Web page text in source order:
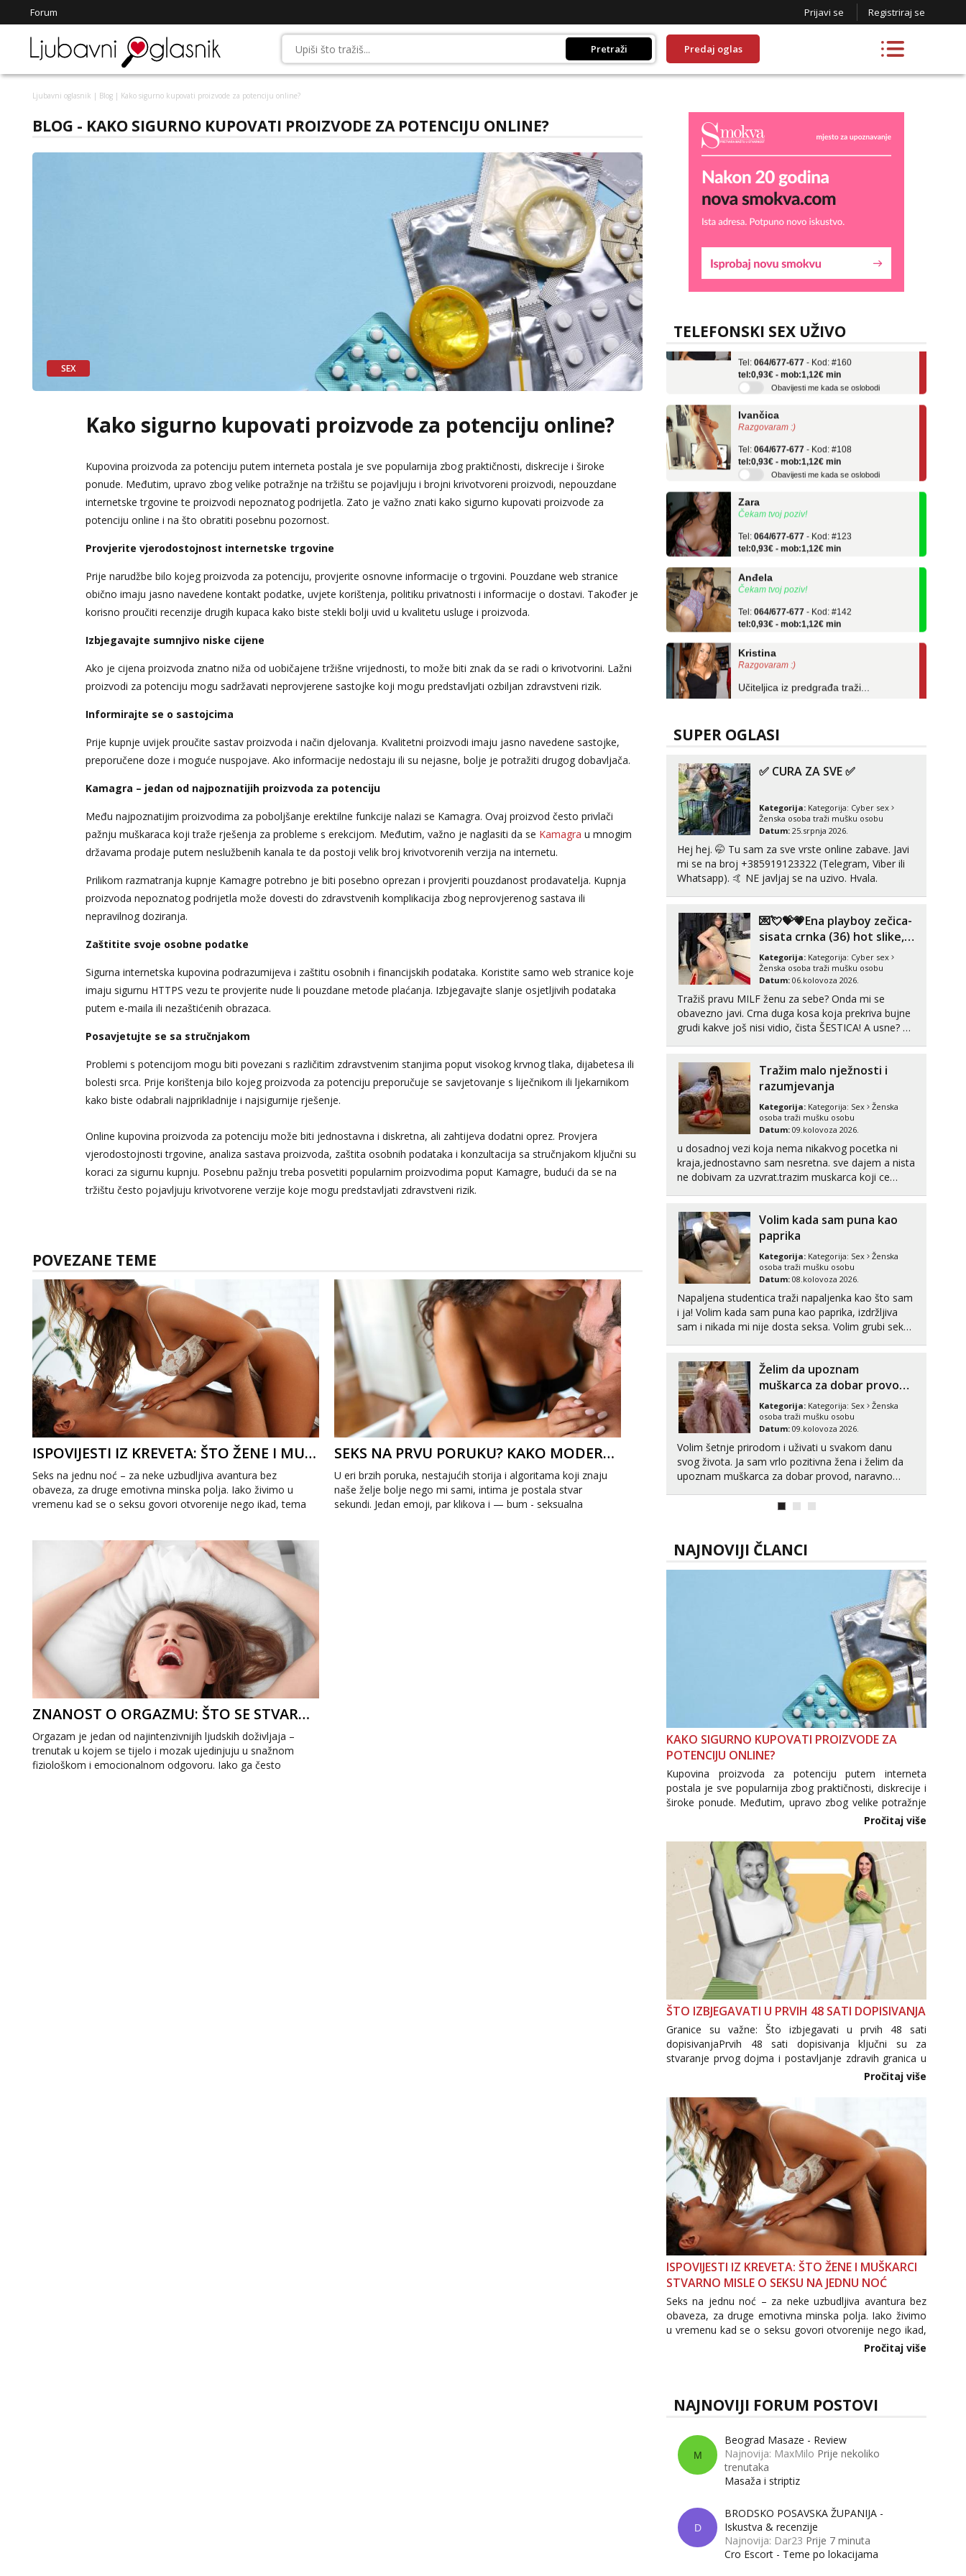
Forum Prijavi se Registriraj se
Pretraži Predaj oglas
Ljubavni oglasnik | Blog | Kako sigurno kupovati proizvode za potenciju online?
BLOG - KAKO SIGURNO KUPOVATI PROIZVODE ZA POTENCIJU ONLINE?
SEX
Kako sigurno kupovati proizvode za potenciju online?
Kupovina proizvoda za potenciju putem interneta postala je sve popularnija zbog praktičnosti, diskrecije i široke
ponude. Međutim, upravo zbog velike potražnje na tržištu se pojavljuju i brojni krivotvoreni proizvodi, nepouzdane
internetske trgovine te proizvodi nepoznatog podrijetla. Zato je važno znati kako sigurno kupovati proizvode za
potenciju online i na što obratiti posebnu pozornost.
Provjerite vjerodostojnost internetske trgovine
Prije narudžbe bilo kojeg proizvoda za potenciju, provjerite osnovne informacije o trgovini. Pouzdane web stranice
obično imaju jasno navedene kontakt podatke, uvjete korištenja, politiku privatnosti i informacije o dostavi. Također je
korisno proučiti recenzije drugih kupaca kako biste stekli bolji uvid u kvalitetu usluge i proizvoda.
Izbjegavajte sumnjivo niske cijene
Ako je cijena proizvoda znatno niža od uobičajene tržišne vrijednosti, to može biti znak da se radi o krivotvorini. Lažni
proizvodi za potenciju mogu sadržavati neprovjerene sastojke koji mogu predstavljati ozbiljan zdravstveni rizik.
Informirajte se o sastojcima
Prije kupnje uvijek proučite sastav proizvoda i način djelovanja. Kvalitetni proizvodi imaju jasno navedene sastojke,
preporučene doze i moguće nuspojave. Ako informacije nedostaju ili su nejasne, bolje je potražiti drugog dobavljača.
Kamagra – jedan od najpoznatijih proizvoda za potenciju
Među najpoznatijim proizvodima za poboljšanje erektilne funkcije nalazi se Kamagra. Ovaj proizvod često privlači
pažnju muškaraca koji traže rješenja za probleme s erekcijom. Međutim, važno je naglasiti da se Kamagra u mnogim
državama prodaje putem neslužbenih kanala te da postoji velik broj krivotvorenih verzija na internetu.
Prilikom razmatranja kupnje Kamagre potrebno je biti posebno oprezan i provjeriti pouzdanost prodavatelja. Kupnja
proizvoda nepoznatog podrijetla može dovesti do zdravstvenih komplikacija zbog neprovjerenog sastava ili
nepravilnog doziranja.
Zaštitite svoje osobne podatke
Sigurna internetska kupovina podrazumijeva i zaštitu osobnih i financijskih podataka. Koristite samo web stranice koje
imaju sigurnu HTTPS vezu te provjerite nude li pouzdane metode plaćanja. Izbjegavajte slanje osjetljivih podataka
putem e-maila ili nezaštićenih obrazaca.
Posavjetujte se sa stručnjakom
Problemi s potencijom mogu biti povezani s različitim zdravstvenim stanjima poput visokog krvnog tlaka, dijabetesa ili
bolesti srca. Prije korištenja bilo kojeg proizvoda za potenciju preporučuje se savjetovanje s liječnikom ili ljekarnikom
kako biste odabrali najprikladnije i najsigurnije rješenje.
Online kupovina proizvoda za potenciju može biti jednostavna i diskretna, ali zahtijeva dodatni oprez. Provjera
vjerodostojnosti trgovine, analiza sastava proizvoda, zaštita osobnih podataka i konzultacija sa stručnjakom ključni su
koraci za sigurnu kupnju. Posebnu pažnju treba posvetiti popularnim proizvodima poput Kamagre, budući da se na
tržištu često pojavljuju krivotvorene verzije koje mogu predstavljati zdravstveni rizik.
POVEZANE TEME
ISPOVIJESTI IZ KREVETA: ŠTO ŽENE I MUŠKARCI STVARNO MISLE O SEKSU NA JEDNU NOĆ
Seks na jednu noć – za neke uzbudljiva avantura bez
obaveza, za druge emotivna minska polja. Iako živimo u
vremenu kad se o seksu govori otvorenije nego ikad, tema
SEKS NA PRVU PORUKU? KAKO MODERNA KOMUNIKACIJA MIJENJA NAŠU INTIMU
U eri brzih poruka, nestajućih storija i algoritama koji znaju
naše želje bolje nego mi sami, intima je postala stvar
sekundi. Jedan emoji, par klikova i — bum - seksualna
ZNANOST O ORGAZMU: ŠTO SE STVARNO DOGAĐA U TVOM MOZGU I TIJELU
Orgazam je jedan od najintenzivnijih ljudskih doživljaja –
trenutak u kojem se tijelo i mozak ujedinjuju u snažnom
fiziološkom i emocionalnom odgovoru. Iako ga često
TELEFONSKI SEX UŽIVO
Učiteljica iz predgrađa traži...
tel:0,93€ - mob:1,12€ min
Obavijesti me kada se oslobodi
Razgovaram :)
Tel:064/677-677
tel:0,93€ - mob:1,12€ min
Obavijesti me kada se oslobodi
Čekam tvoj poziv!
Tel:064/677-677- Kod: #123
tel:0,93€ - mob:1,12€ min
Čekam tvoj poziv!
Tel:064/677-677- Kod: #142
tel:0,93€ - mob:1,12€ min
Razgovaram :)
Učiteljica iz predgrađa traži...
Tel:064/677-677- Kod: #160
Tel:
tel:0,93€ - mob:1,12€ min
Obavijesti me kada se oslobodi
Zara
Tel:064/677-677- Kod: #123
tel:0,93€ - mob:1,12€ min
Čekam tvoj poziv!
Tel: 064/677-677 - Kod: #142
tel:0,93€ - mob:1,12€ min
SUPER OGLASI
✅ CURA ZA SVE ✅
Kategorija: Kategorija: Cyber sex
Ženska osoba traži mušku osobu
Datum: 25.srpnja 2026.
Hej hej. 🤭 Tu sam za sve vrste online zabave. Javi
mi se na broj +385919123322 (Telegram, Viber ili
Whatsapp). 🤙 NE javljaj se na uzivo. Hvala.
💌💘💝💗Ena playboy zečica-
sisata crnka (36) hot slike,
videa i c2c💗
Kategorija: Kategorija: Cyber sex
Ženska osoba traži mušku osobu
Datum: 06.kolovoza 2026.
Tražiš pravu MILF ženu za sebe? Onda mi se
obavezno javi. Crna duga kosa koja prekriva bujne
grudi kakve još nisi vidio, čista ŠESTICA! A usne? O
takve još nisi vidio. Uvijek sam spremna za
ONLOINE zabavu...
Tražim malo nježnosti i
razumjevanja
Kategorija: Kategorija: Sex
Ženska
osoba traži mušku osobu
Datum: 09.kolovoza 2026.
u dosadnoj vezi koja nema nikakvog pocetka ni
kraja,jednostavno sam nesretna. sve dajem a nista
ne dobivam za uzvrat.trazim muskarca koji ce
njezne poljupce po tijelu koji me jako
pale,obozavam kad muskar...
Volim kada sam puna kao
paprika
Kategorija: Kategorija: Sex
Ženska
osoba traži mušku osobu
Datum: 08.kolovoza 2026.
Napaljena studentica traži napaljenka kao što sam
i ja! Volim kada sam puna kao paprika, izdržljiva
sam i nikada mi nije dosta seksa. Volim grubi seks i
me tamo, cekam te!Želim da upoznam
muškarca za dobar provod
💋🌺
Kategorija: Kategorija: Sex
Ženska
osoba traži mušku osobu
Datum: 09.kolovoza 2026.
Volim šetnje prirodom i uživati u svakom danu
svog života. Ja sam vrlo pozitivna žena i želim da
upoznam muškarca za dobar provod, naravno
NAJNOVIJI ČLANCI
KAKO SIGURNO KUPOVATI PROIZVODE ZA
POTENCIJU ONLINE?
Kupovina proizvoda za potenciju putem interneta
postala je sve popularnija zbog praktičnosti, diskrecije i
široke ponude. Međutim, upravo zbog velike potražnje
na tržištu se pojavljuju i brojni krivotvoreni proizvodi,
nepouzdane internetske trgovine te proizvodi
nepoznatog podrijetla. ...
Pročitaj više
ŠTO IZBJEGAVATI U PRVIH 48 SATI DOPISIVANJA
Granice su važne: Što izbjegavati u prvih 48 sati
dopisivanjaPrvih 48 sati dopisivanja ključni su za
stvaranje prvog dojma i postavljanje zdravih granica u
komunikaciji. Važno je izbjeći prebrzo otkrivanje
osobnih ili intimnih informacija, jer nepoznata osoba
još nije zaslužila to povjerenje. Takođe...
Pročitaj više
ISPOVIJESTI IZ KREVETA: ŠTO ŽENE I MUŠKARCI
STVARNO MISLE O SEKSU NA JEDNU NOĆ
Seks na jednu noć – za neke uzbudljiva avantura bez
obaveza, za druge emotivna minska polja. Iako živimo
u vremenu kad se o seksu govori otvorenije nego ikad,
tema „jedne noći strasti“ i dalje izaziva burne rasprave.
Pročitaj više
NAJNOVIJI FORUM POSTOVI
M
Beograd Masaze - Review
Najnovija: MaxMilo Prije nekoliko
trenutaka
Masaža i striptiz
D
BRODSKO POSAVSKA ŽUPANIJA -
Iskustva & recenzije
Najnovija: Dar23 Prije 7 minuta
Cro Escort - Teme po lokacijama